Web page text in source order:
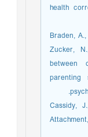
health
Braden,
Zucker,
Cassidy,